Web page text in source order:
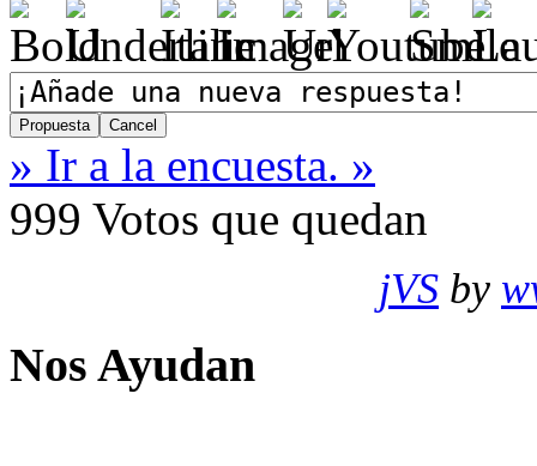
» Ir a la encuesta. »
999 Votos que quedan
jVS by
Nos Ayudan